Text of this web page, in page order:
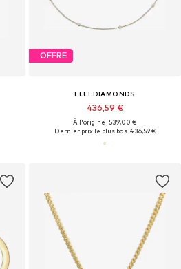
OFFRE
ELLI DIAMONDS
436,59 €
À l'origine : 539,00 €
Dernier prix le plus bas :436,59 €